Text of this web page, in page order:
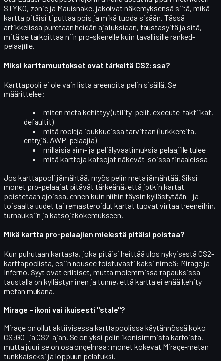
STYKO, zonic ja Mauisnake, jakoivat näkemyksensä siitä, mikä
kartta pitäisi tiputtaa pois ja mikä tuoda sisään. Tässä
artikkelissa puretaan heidän ajatuksiaan, taustasyitä ja sitä,
mitä se tarkoittaa niin pro-skenelle kuin tavallisille ranked-
pelaajille.
Miksi karttamuutokset ovat tärkeitä CS2:ssa?
Karttapooli ei ole vain lista areenoita pelin sisällä. Se
määrittelee:
miten meta kehittyy (utility-pelit, execute-taktiikat,
defaultit)
mitä rooleja joukkueissa tarvitaan (lurkkereita,
entryjä, AWP-pelaajia)
millaisia aim- ja peliälyvaatimuksia pelaajille tulee
mitä karttoja katsojat näkevät isoissa finaaleissa
Jos karttapooli jämähtää, myös pelin meta jämähtää. Siksi
monet pro-pelaajat pitävät tärkeänä, että jotkin kartat
poistetaan ajoissa, ennen kuin niihin täysin kyllästytään – ja
toisaalta uudet tai remasteroidut kartat tuovat virtaa treeneihin,
turnauksiin ja katsojakokemukseen.
Mikä kartta pro-pelaajien mielestä pitäisi poistaa?
Kun puhutaan kartasta, joka pitäisi heittää ulos nykyisestä CS2-
karttapoolista, esiin nousee toistuvasti kaksi nimeä: Mirage ja
Inferno. Syyt ovat erilaiset, mutta molemmissa tapauksissa
taustalla on kyllästyminen ja tunne, että kartta ei enää kehity
metan mukana.
Mirage – ikoni vai ikuisesti "stale"?
Mirageon ollut aktiivisessa karttapoolissa käytännössä koko
CS:GO- ja CS2-ajan. Se on yksi pelin ikonisimmista kartoista,
mutta juuri se on osa ongelmaa: monet kokevat Mirage-metan
tunkkaiseksi ja loppuun pelatuksi.